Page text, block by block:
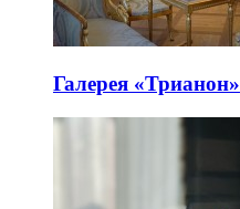
Галерея «Трианон»